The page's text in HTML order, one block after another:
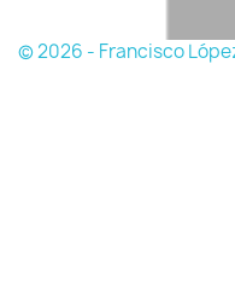
© 2026 - Francisco